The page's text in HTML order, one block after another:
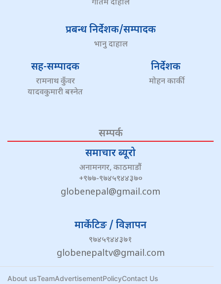
गौतम दाहाल
प्रबन्ध निर्देशक/सम्पादक
भानु दाहाल
सह-सम्पादक
रामनाथ कुँवर
यादवकुमारी बस्नेत
निर्देशक
मोहन कार्की
सम्पर्क
समाचार ब्यूरो
अनामनगर, काठमाडौं
+९७७-९७४५९४४३७०
globenepal@gmail.com
मार्केटिङ / विज्ञापन
९७४५९४४३७१
globenepaltv@gmail.com
About usTeamAdvertisementPolicyContact Us